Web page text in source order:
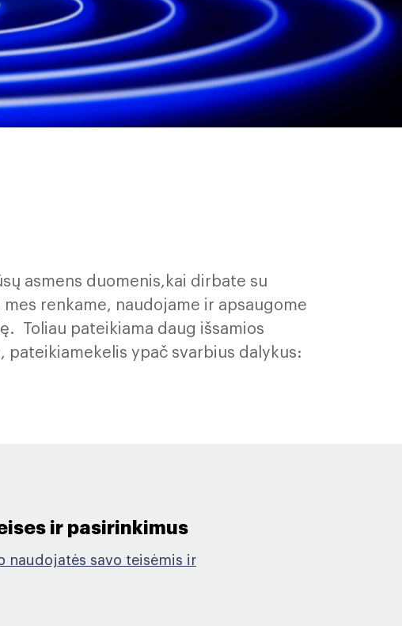
asmens duomenis,kai dirbate su
renkame, naudojame ir apsaugome
Toliau pateikiama daug išsamios
ypač svarbius dalykus:
ir pasirinkimus​
naudojatės savo teisėmis ir